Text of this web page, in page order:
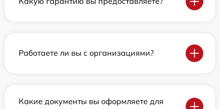
Работаете ли вы с организациями?
Какие документы вы оформляете для